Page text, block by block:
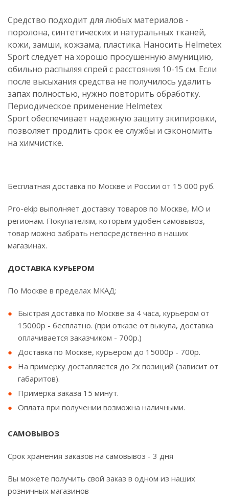
Средство подходит для любых материалов -
поролона, синтетических и натуральных тканей,
кожи, замши, кожзама, пластика. Наносить Helmetex
Sport следует на хорошо просушенную амуницию,
обильно распыляя спрей с расстояния 10-15 см. Если
после высыхания средства не получилось удалить
запах полностью, нужно повторить обработку.
Периодическое применение Helmetex
Sport обеспечивает надежную защиту экипировки,
позволяет продлить срок ее службы и сэкономить
на химчистке.
Бесплатная доставка по Москве и России от 15 000 руб.
Pro-ekip выполняет доставку товаров по Москве, МО и
регионам. Покупателям, которым удобен самовывоз,
товар можно забрать непосредственно в наших
магазинах.
ДОСТАВКА КУРЬЕРОМ
По Москве в пределах МКАД:
Быстрая доставка по Москве за 4 часа, курьером от
15000р - бесплатно. (при отказе от выкупа, доставка
оплачивается заказчиком - 700р.)
Доставка по Москве, курьером до 15000р - 700р.
На примерку доставляется до 2х позиций (зависит от
габаритов).
Примерка заказа 15 минут.
Оплата при получении возможна наличными.
САМОВЫВОЗ
Срок хранения заказов на самовывоз - 3 дня
Вы можете получить свой заказ в одном из наших
розничных магазинов